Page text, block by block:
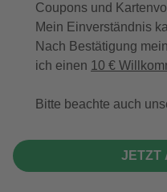
Coupons und
Mein Einverständnis
Nach Bestätigung
ich einen 10 €
Bitte beachte auch
JETZT